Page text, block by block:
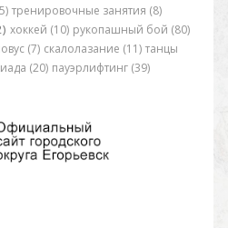
тренировочные занятия (8)
хоккей (10) рукопашный бой (80)
(7) скалолазание (11) танцы
(20) пауэрлифтинг (39)